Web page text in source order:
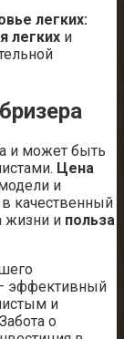
легких:
легких и
и может быть
Цена
и
качественный
жизни и польза
эффективный
и
о